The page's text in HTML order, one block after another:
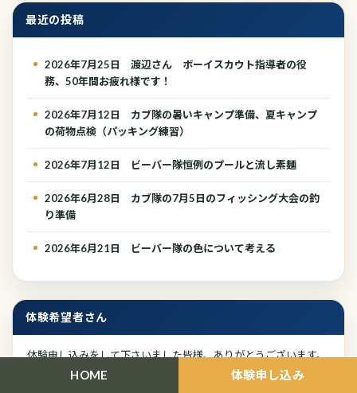
最近の投稿
2026年7月25日 渡辺さん ボーイスカウト指導者の役
務、50年間お疲れ様です！
2026年7月12日 カブ隊の暑いキャンプ準備、夏キャンプ
の荷物点検（パッキング練習）
2026年7月12日 ビーバー隊恒例のプールと流し素麺
2026年6月28日 カブ隊の7月5日のフィッシング大会の釣
り準備
2026年6月21日 ビーバー隊の色について考える
体験希望者さん
体験申し込みをして下さいました皆様、ありがとうございます。
百閒は一見に如かずです。
HOME 体験申し込み